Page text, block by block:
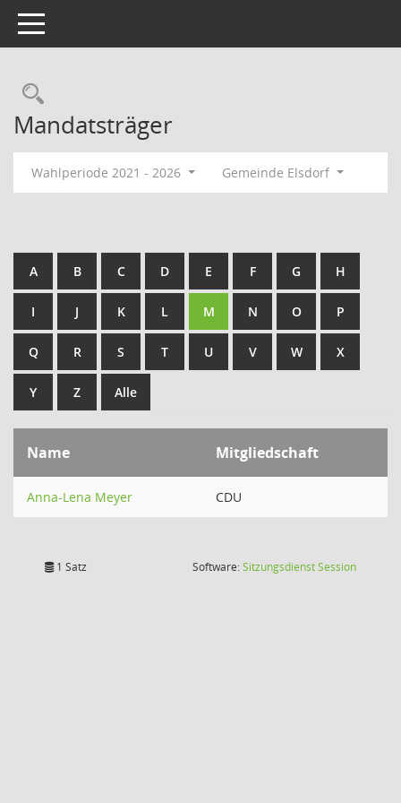
Toggle navigation
Rechercheauswahl
Mandatsträger
Wahlperiode 2021 - 2026 Gemeinde Elsdorf
A B C D E F G H
I J K L M N O P
Q R S T U V W X
Y Z Alle
Name Mitgliedschaft
Anna-Lena Meyer CDU
1 Satz Software:SitzungsdienstSession(Wird in